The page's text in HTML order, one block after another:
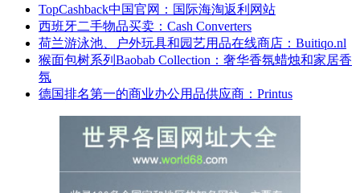
TopCashback中国官网：国际海淘返利网站
西班牙二手物品买卖：Cash Converters
荷兰游泳池、户外玩具和园艺用品在线商店：Buitiqo.nl
猴面包树系列Baobab Collection：奢华香氛蜡烛和家居香
氛
德国排名第一的商业办公用品供应商：Printus